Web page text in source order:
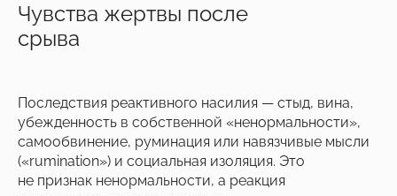
Чувства жертвы после
срыва
Последствия реактивного насилия — стыд, вина,
убежденность в собственной «ненормальности»,
самообвинение, руминация или навязчивые мысли
(«rumination») и социальная изоляция. Это
не признак ненормальности, а реакция